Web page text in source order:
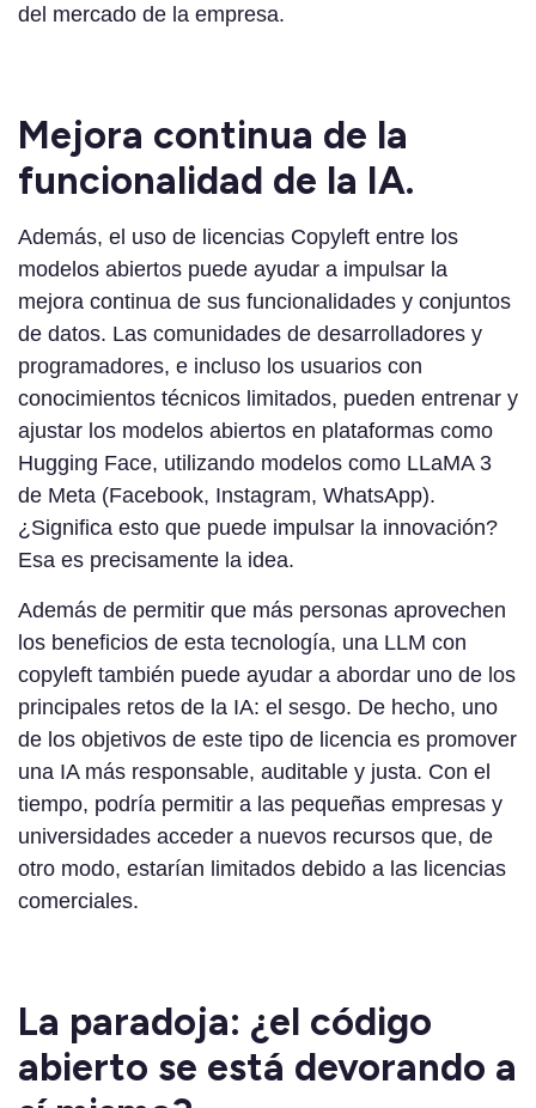
del mercado de la empresa.
Mejora continua de la
funcionalidad de la IA.
Además, el uso de licencias Copyleft entre los
modelos abiertos puede ayudar a impulsar la
mejora continua de sus funcionalidades y conjuntos
de datos. Las comunidades de desarrolladores y
programadores, e incluso los usuarios con
conocimientos técnicos limitados, pueden entrenar y
ajustar los modelos abiertos en plataformas como
Hugging Face, utilizando modelos como LLaMA 3
de Meta (Facebook, Instagram, WhatsApp).
¿Significa esto que puede impulsar la innovación?
Esa es precisamente la idea.
Además de permitir que más personas aprovechen
los beneficios de esta tecnología, una LLM con
copyleft también puede ayudar a abordar uno de los
principales retos de la IA: el sesgo. De hecho, uno
de los objetivos de este tipo de licencia es promover
una IA más responsable, auditable y justa. Con el
tiempo, podría permitir a las pequeñas empresas y
universidades acceder a nuevos recursos que, de
otro modo, estarían limitados debido a las licencias
comerciales.
La paradoja: ¿el código
abierto se está devorando a